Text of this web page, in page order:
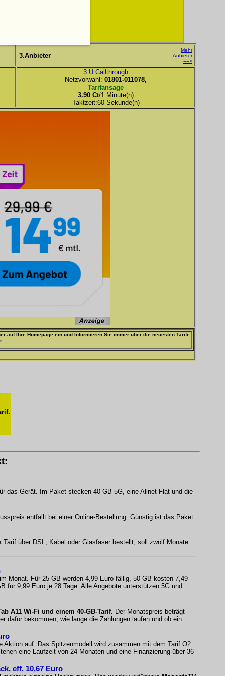
3.Anbieter
Mehr
Anbieter
---->
3 U Callthrough
Netzvorwahl: 01801-011078,
Tarifansage
3.90 Ct/1 Minute(n)
Taktzeit:60 Sekunde(n)
auf Ihre Homepage ein und Informieren Sie immer über die neuesten Tarife.
das Gerät. Im Paket stecken 40 GB 5G, eine Allnet-Flat und die
entfällt bei einer Online-Bestellung. Günstig ist das Paket
Tarif über DSL, Kabel oder Glasfaser bestellt, soll zwölf Monate
Monat. Für 25 GB werden 4,99 Euro fällig, 50 GB kosten 7,49
für 9,99 Euro je 28 Tage. Alle Angebote unterstützen 5G und
A11 Wi-Fi und einem 40-GB-Tarif. Der Monatspreis beträgt
dafür bekommen, wie lange die Zahlungen laufen und ob ein
Aktion auf. Das Spitzenmodell wird zusammen mit dem Tarif O2
eine Laufzeit von 24 Monaten und eine Finanzierung über 36
eff. 10,67 Euro